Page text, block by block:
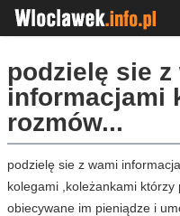
podzielę sie z
informacjami
rozmów...
podzielę sie z wami
kolegami ,koleżankami
obiecywane im pieniądze i